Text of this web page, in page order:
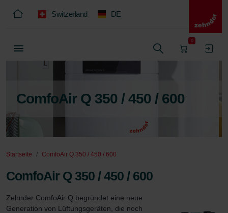
Switzerland DE
0
ComfoAir Q 350 / 450 / 600
Startseite ComfoAir Q 350 / 450 / 600
ComfoAir Q 350 / 450 / 600
Zehnder ComfoAir Q begründet eine neue
Generation von Lüftungsgeräten, die noch